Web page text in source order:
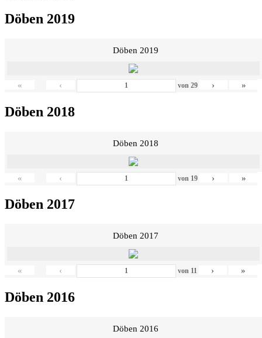
Döben 2019
Döben 2019
« ‹ von 29 › »
Döben 2018
Döben 2018
« ‹ von 19 › »
Döben 2017
Döben 2017
« ‹ von 11 › »
Döben 2016
Döben 2016